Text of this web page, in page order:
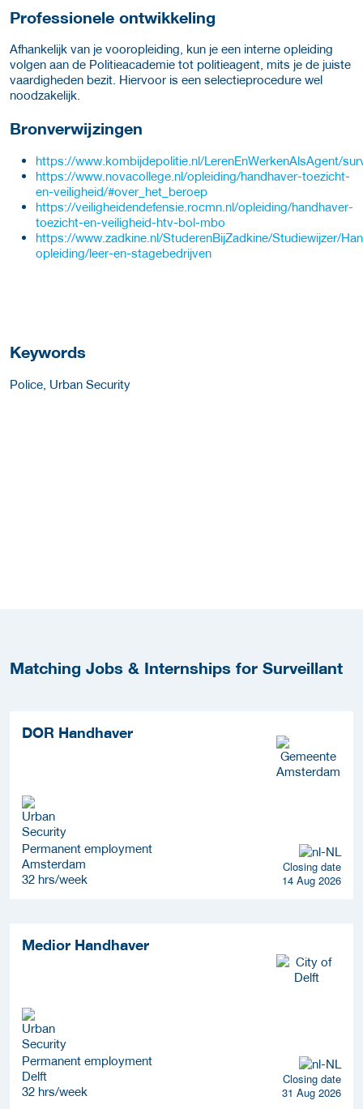
Professionele ontwikkeling
Afhankelijk van je vooropleiding, kun je een interne opleiding
volgen aan de Politieacademie tot politieagent, mits je de juiste
vaardigheden bezit. Hiervoor is een selectieprocedure wel
noodzakelijk.
Bronverwijzingen
https://www.kombijdepolitie.nl/LerenEnWerkenAlsAgent/
https://www.novacollege.nl/opleiding/handhaver-toezicht-
en-veiligheid/#over_het_beroep
https://veiligheidendefensie.rocmn.nl/opleiding/handhaver-
toezicht-en-veiligheid-htv-bol-mbo
https://www.zadkine.nl/StuderenBijZadkine/Studiewijzer/
opleiding/leer-en-stagebedrijven
Keywords
Police, Urban Security
Matching Jobs & Internships for Surveillant
DOR Handhaver
Permanent employment
Amsterdam
32 hrs/week
Closing date
14 Aug 2026
Medior Handhaver
Permanent employment
Delft
32 hrs/week
Closing date
31 Aug 2026